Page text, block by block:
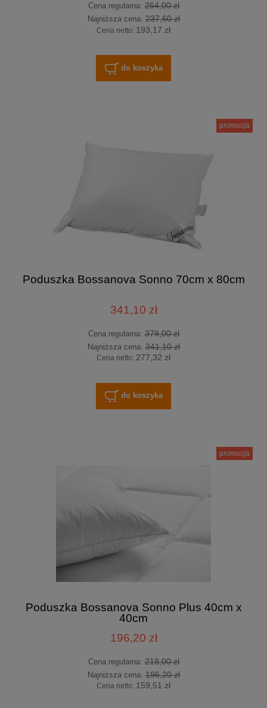
Cena regularna:264,00 zł
Najniższa cena:237,60 zł
Cena netto: 193,17 zł
do koszyka
Poduszka Bossanova Sonno 70cm x 80cm
341,10 zł
Cena regularna:379,00 zł
Najniższa cena:341,10 zł
Cena netto: 277,32 zł
do koszyka
promocja
Poduszka Bossanova Sonno Plus 40cm x
40cm
196,20 zł
Cena regularna:218,00 zł
Najniższa cena:196,20 zł
Cena netto: 159,51 zł
promocja